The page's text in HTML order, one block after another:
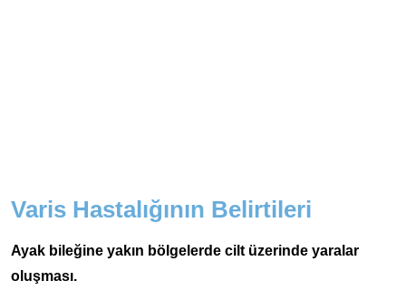
Varis Hastalığının Belirtileri
Ayak bileğine yakın bölgelerde cilt üzerinde yaralar
oluşması.